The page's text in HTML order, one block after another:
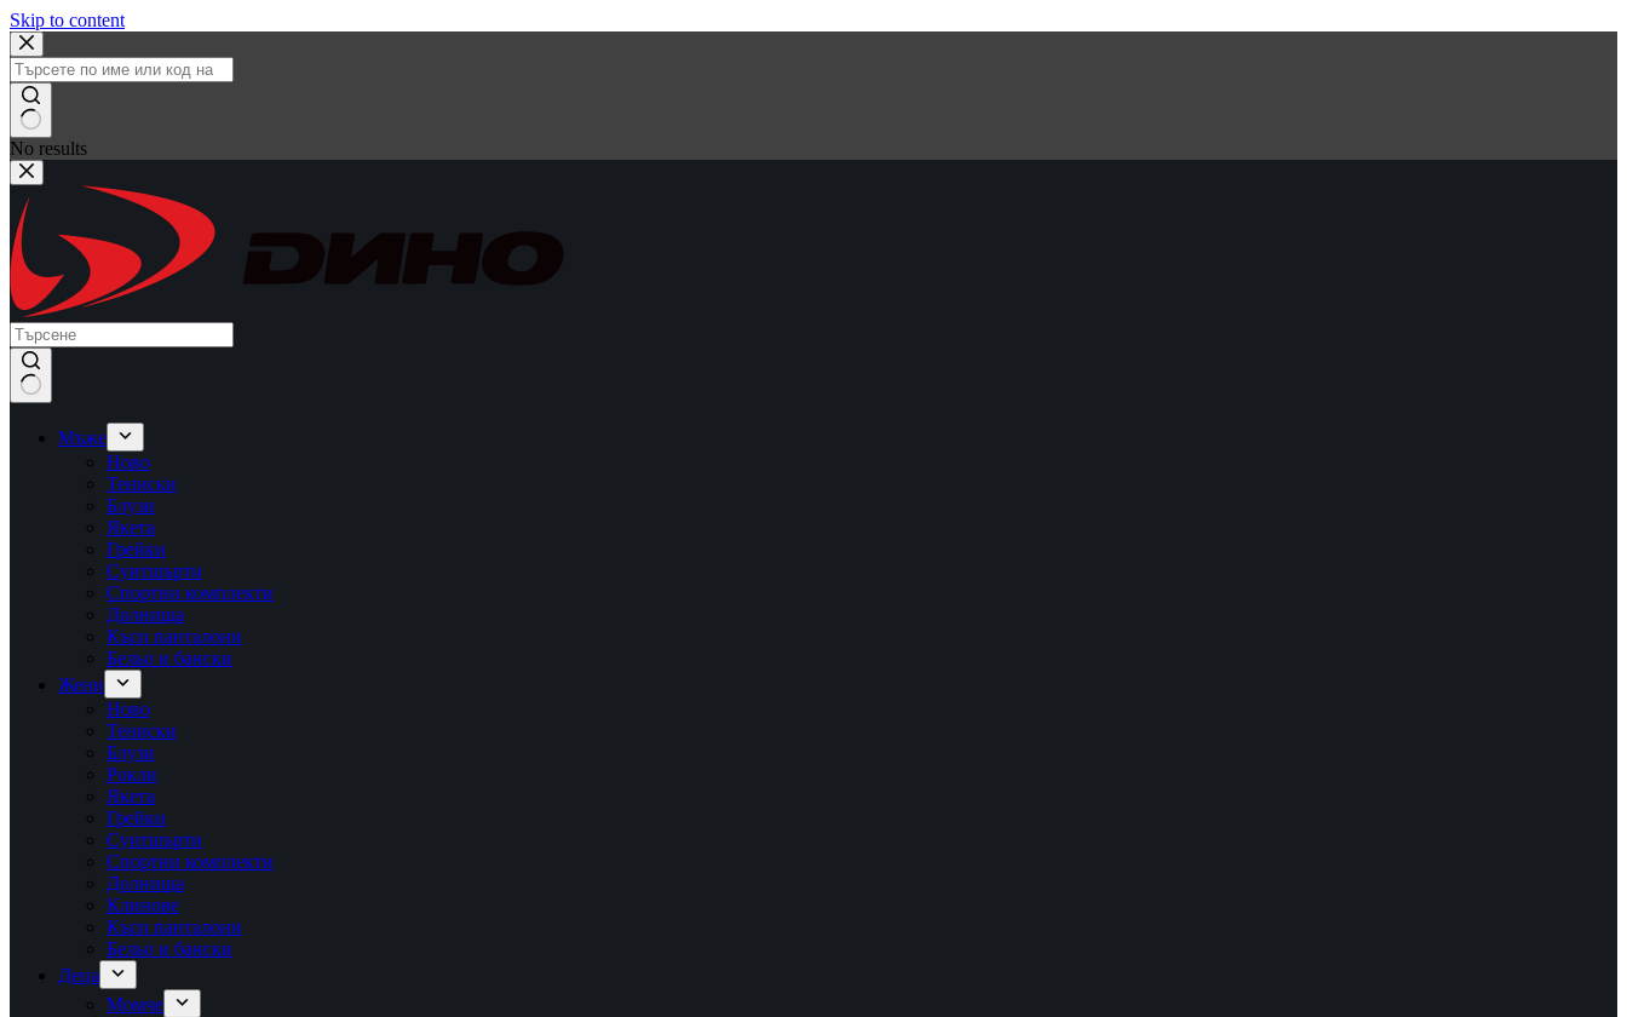
Skip to content
No results
Мъже
Ново
Тениски
Блузи
Якета
Грейки
Суитшърти
Спортни комплекти
Долнища
Къси панталони
Бельо и бански
Жени
Ново
Тениски
Блузи
Рокли
Якета
Грейки
Суитшърти
Спортни комплекти
Долнища
Клинове
Къси панталони
Бельо и бански
Деца
Момче